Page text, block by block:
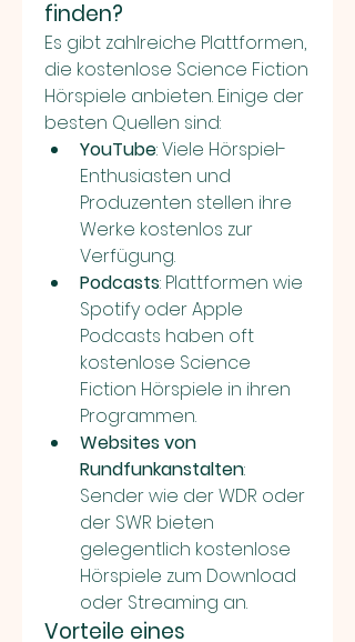
finden?
Es gibt zahlreiche Plattformen,
die kostenlose Science Fiction
Hörspiele anbieten. Einige der
besten Quellen sind:
YouTube: Viele Hörspiel-
Enthusiasten und
Produzenten stellen ihre
Werke kostenlos zur
Verfügung.
Podcasts: Plattformen wie
Spotify oder Apple
Podcasts haben oft
kostenlose Science
Fiction Hörspiele in ihren
Programmen.
Websites von
Rundfunkanstalten:
Sender wie der WDR oder
der SWR bieten
gelegentlich kostenlose
Hörspiele zum Download
oder Streaming an.
Vorteile eines